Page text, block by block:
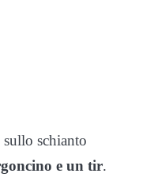
schianto
e un tir.